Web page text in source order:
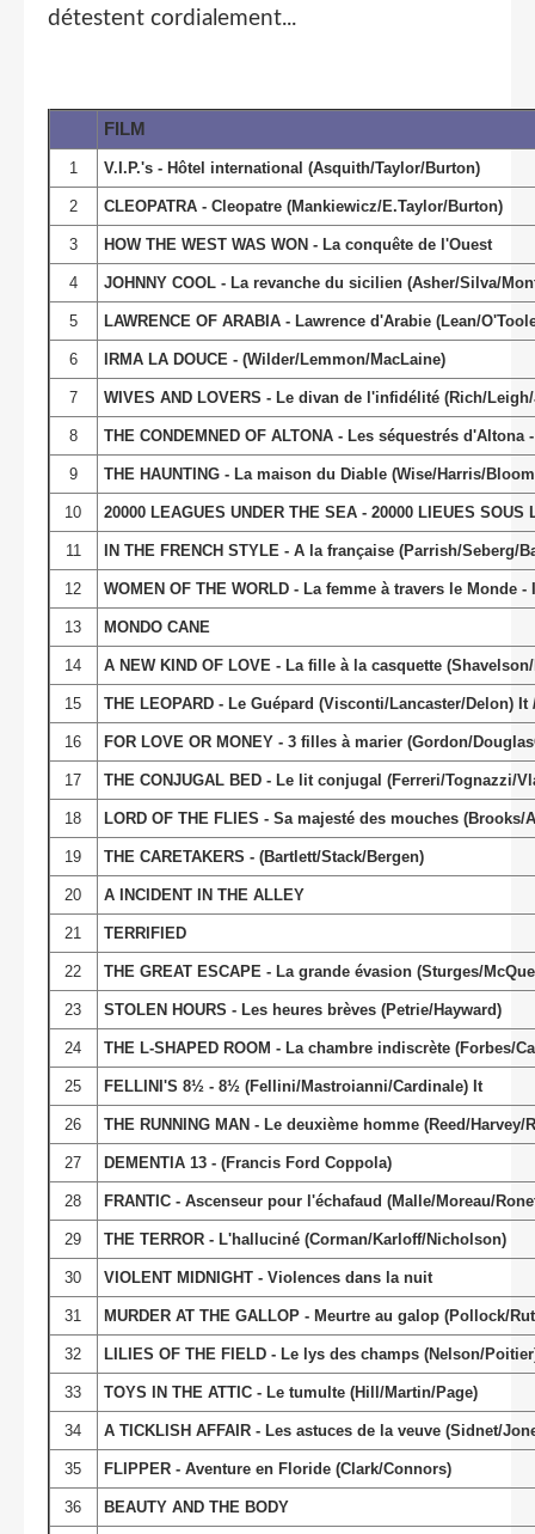
détestent cordialement...
FILM
1 V.I.P.'s - Hôtel international (Asquith/Taylor/Burton)
2 CLEOPATRA - Cleopatre (Mankiewicz/E.Taylor/Burton)
3 HOW THE WEST WAS WON - La conquête de l'Ouest
4 JOHNNY COOL - La revanche du sicilien (Asher/Silva/
5 LAWRENCE OF ARABIA - Lawrence d'Arabie (Lean/
6 IRMA LA DOUCE - (Wilder/Lemmon/MacLaine)
7 WIVES AND LOVERS - Le divan de l'infidélité (Rich/
8 THE CONDEMNED OF ALTONA - Les séquestrés
9 THE HAUNTING - La maison du Diable (Wise/Harris/
10 20000 LEAGUES UNDER THE SEA - 20000 LIEUES
11 IN THE FRENCH STYLE - A la française (Parrish/Seberg/
12 WOMEN OF THE WORLD - La femme à travers le Monde -
13 MONDO CANE
14 A NEW KIND OF LOVE - La fille à la casquette
15 THE LEOPARD - Le Guépard (Visconti/Lancaster/Delon) It
16 FOR LOVE OR MONEY - 3 filles à marier (Gordon/
17 THE CONJUGAL BED - Le lit conjugal (Ferreri/Tognazzi/
18 LORD OF THE FLIES - Sa majesté des mouches (Brooks/
19 THE CARETAKERS - (Bartlett/Stack/Bergen)
20 A INCIDENT IN THE ALLEY
21 TERRIFIED
22 THE GREAT ESCAPE - La grande évasion (Sturges/
23 STOLEN HOURS - Les heures brèves (Petrie/Hayward)
24 THE L-SHAPED ROOM - La chambre indiscrète (Forbes/
25 FELLINI'S 8½ - 8½ (Fellini/Mastroianni/Cardinale) It
26 THE RUNNING MAN - Le deuxième homme (Reed/Harvey/
27 DEMENTIA 13 - (Francis Ford Coppola)
28 FRANTIC - Ascenseur pour l'échafaud (Malle/Moreau/
29 THE TERROR - L'halluciné (Corman/Karloff/Nicholson)
30 VIOLENT MIDNIGHT - Violences dans la nuit
31 MURDER AT THE GALLOP - Meurtre au galop (Pollock/
32 LILIES OF THE FIELD - Le lys des champs (Nelson/
33 TOYS IN THE ATTIC - Le tumulte (Hill/Martin/Page)
34 A TICKLISH AFFAIR - Les astuces de la veuve (Sidnet/
35 FLIPPER - Aventure en Floride (Clark/Connors)
36 BEAUTY AND THE BODY